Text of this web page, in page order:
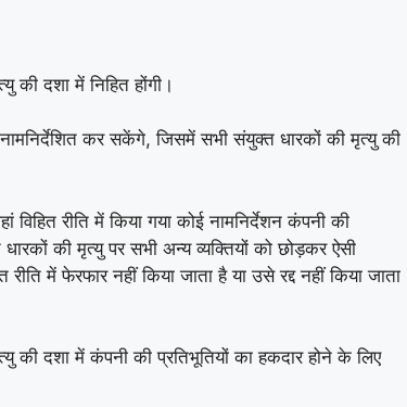
की दशा में निहित होंगी।
कर सकेंगे, जिसमें सभी संयुक्त धारकों की मृत्यु की
रीति में किया गया कोई नामनिर्देशन कंपनी की
की मृत्यु पर सभी अन्य व्यक्तियों को छोड़कर ऐसी
में फेरफार नहीं किया जाता है या उसे रद्द नहीं किया जाता
की दशा में कंपनी की प्रतिभूतियों का हकदार होने के लिए